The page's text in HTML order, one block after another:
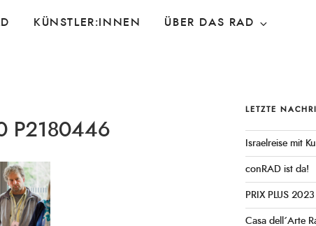
KÜNSTLER:INNEN ÜBER DAS RAD
P2180446
LETZTE
Israelreise mit
conRAD ist da!
PRIX PLUS 2023
Casa dell´Arte